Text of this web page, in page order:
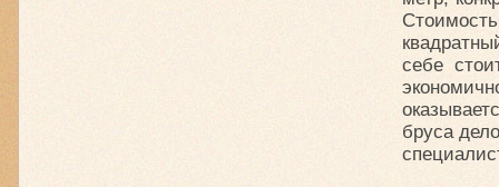
себе
бруса